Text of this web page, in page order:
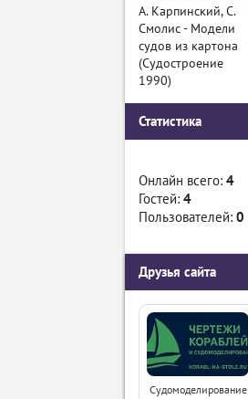
А. Карпинский, С.
Смолис - Модели
судов из картона
(Судостроение
1990)
Статистика
Онлайн всего: 4
Гостей: 4
Пользователей: 0
Друзья сайта
Судомоделирование